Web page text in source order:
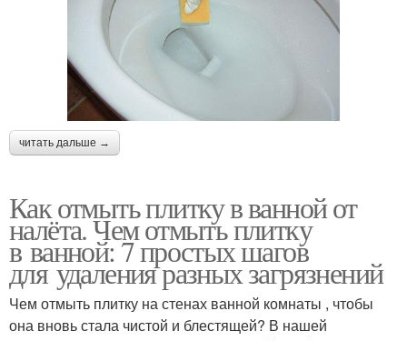
читать дальше →
Как отмыть плитку в ванной от
налёта. Чем отмыть плитку
в ванной: 7 простых шагов
для удаления разных загрязнений
Чем отмыть плитку на стенах ванной комнаты , чтобы
она вновь стала чистой и блестящей? В нашей